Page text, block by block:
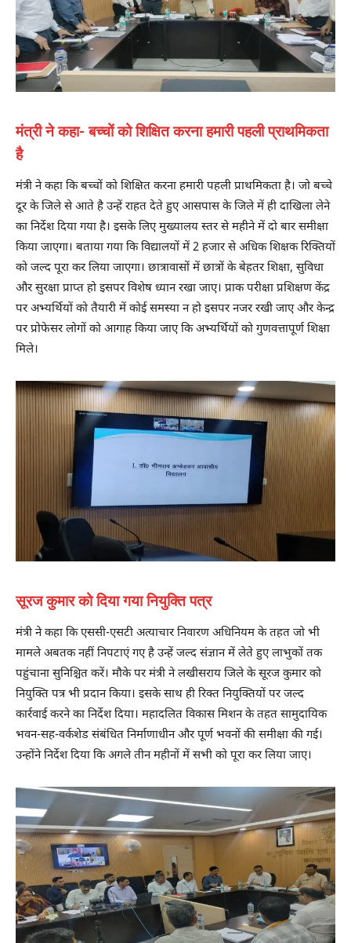
मंत्री ने कहा- बच्चों को शिक्षित करना हमारी पहली प्राथमिकता
है
मंत्री ने कहा कि बच्चों को शिक्षित करना हमारी पहली प्राथमिकता है। जो बच्चे
दूर के जिले से आते है उन्हें राहत देते हुए आसपास के जिले में ही दाखिला लेने
का निर्देश दिया गया है। इसके लिए मुख्यालय स्तर से महीने में दो बार समीक्षा
किया जाएगा। बताया गया कि विद्यालयों में 2 हजार से अधिक शिक्षक रिक्तियों
को जल्द पूरा कर लिया जाएगा। छात्रावासों में छात्रों के बेहतर शिक्षा, सुविधा
और सुरक्षा प्राप्त हो इसपर विशेष ध्यान रखा जाए। प्राक परीक्षा प्रशिक्षण केंद्र
पर अभ्यर्थियों को तैयारी में कोई समस्या न हो इसपर नजर रखी जाए और केन्द्र
पर प्रोफेसर लोगों को आगाह किया जाए कि अभ्यर्थियों को गुणवत्तापूर्ण शिक्षा
मिले।
सूरज कुमार को दिया गया नियुक्ति पत्र
मंत्री ने कहा कि एससी-एसटी अत्याचार निवारण अधिनियम के तहत जो भी
मामले अबतक नहीं निपटाएं गए है उन्हें जल्द संज्ञान में लेते हुए लाभुकों तक
पहुंचाना सुनिश्चित करें। मौके पर मंत्री ने लखीसराय जिले के सूरज कुमार को
नियुक्ति पत्र भी प्रदान किया। इसके साथ ही रिक्त नियुक्तियों पर जल्द
कार्रवाई करने का निर्देश दिया। महादलित विकास मिशन के तहत सामुदायिक
भवन-सह-वर्कशेड संबंधित निर्माणाधीन और पूर्ण भवनों की समीक्षा की गई।
उन्होंने निर्देश दिया कि अगले तीन महीनों में सभी को पूरा कर लिया जाए।